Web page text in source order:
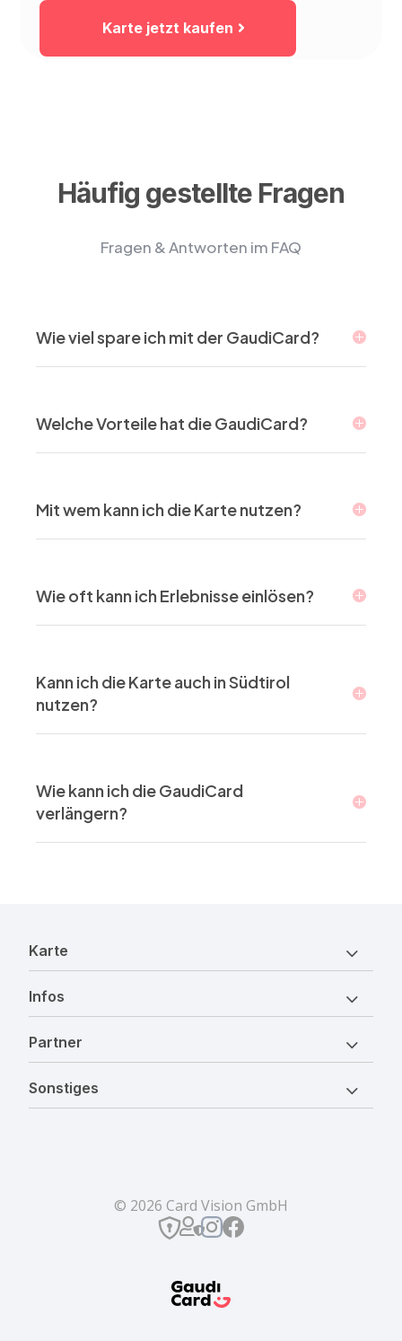
Karte jetzt kaufen
Häufig gestellte Fragen
Fragen & Antworten im FAQ
Wie viel spare ich mit der GaudiCard?
Welche Vorteile hat die GaudiCard?
Mit wem kann ich die Karte nutzen?
Wie oft kann ich Erlebnisse einlösen?
Kann ich die Karte auch in Südtirol
nutzen?
Wie kann ich die GaudiCard
verlängern?
Karte
Infos
Partner
Sonstiges
© 2026 Card Vision GmbH